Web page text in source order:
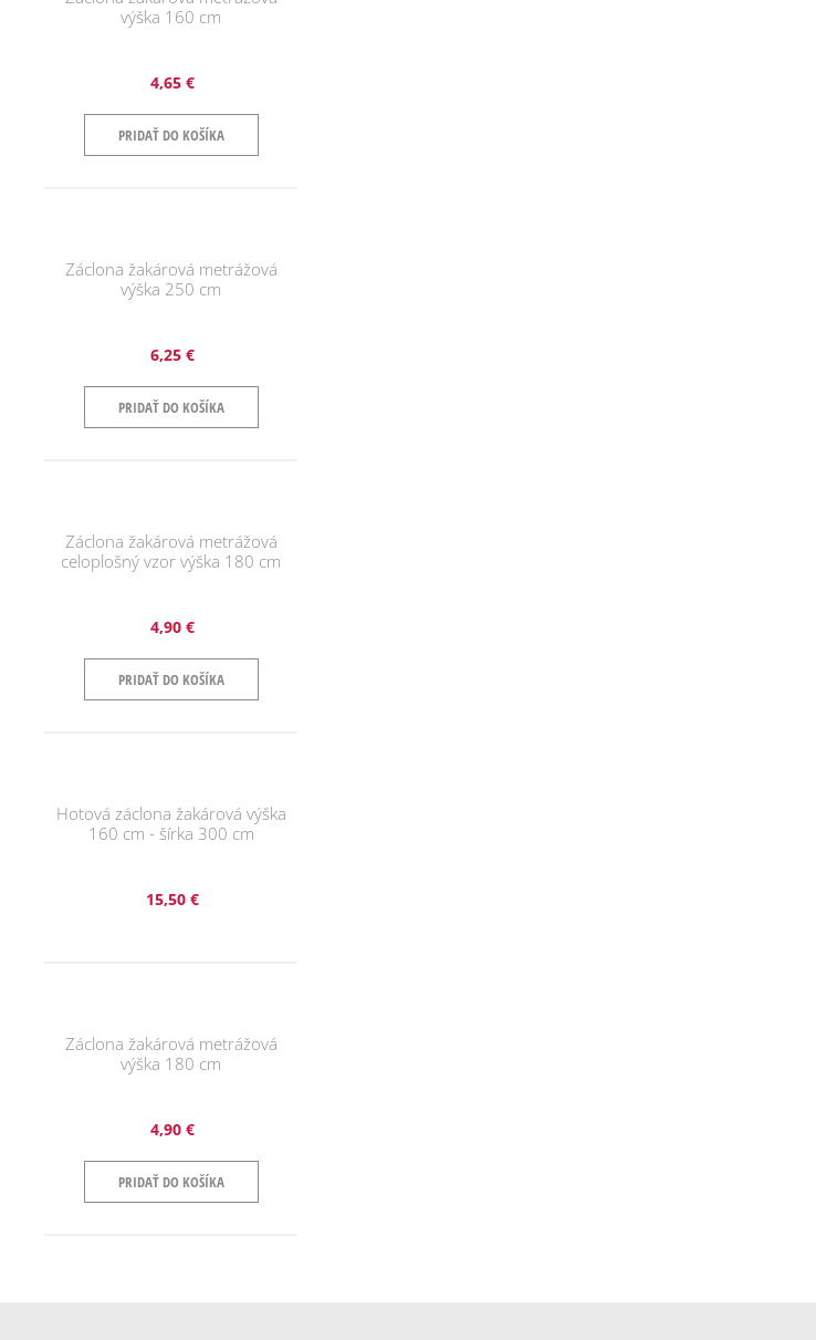
výška 160 cm
4,65 €
PRIDAŤ DO KOŠÍKA
Záclona žakárová metrážová
výška 250 cm
6,25 €
PRIDAŤ DO KOŠÍKA
Záclona žakárová metrážová
celoplošný vzor výška 180 cm
4,90 €
PRIDAŤ DO KOŠÍKA
Hotová záclona žakárová výška
160 cm - šírka 300 cm
15,50 €
Záclona žakárová metrážová
výška 180 cm
4,90 €
PRIDAŤ DO KOŠÍKA